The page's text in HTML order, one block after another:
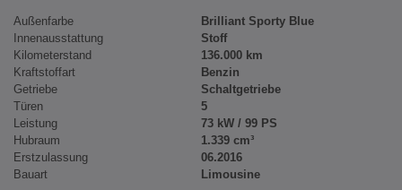
Außenfarbe
Brilliant Sporty Blue
Innenausstattung
Stoff
Kilometerstand
136.000 km
Kraftstoffart
Benzin
Getriebe
Schaltgetriebe
Türen
5
Leistung
73 kW / 99 PS
Hubraum
1.339 cm³
Erstzulassung
06.2016
Bauart
Limousine